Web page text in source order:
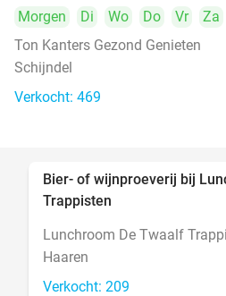
Morgen Di Wo Do Vr
Za
Ton Kanters Gezond Genieten
Schijndel
Verkocht: 469
Bier- of wijnproeverij bij
Trappisten
Lunchroom De Twaalf
Haaren
Verkocht: 209